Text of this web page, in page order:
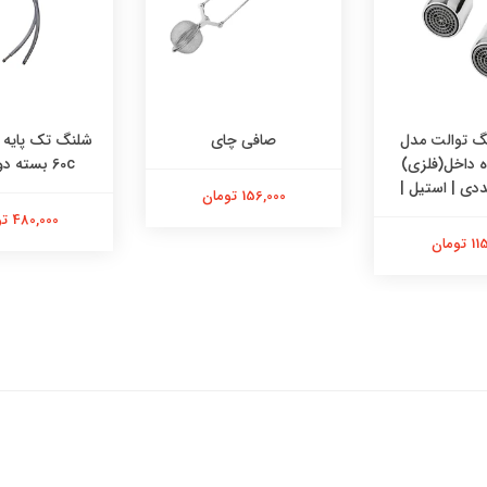
توالت مدل
داخل(فلزی)
صافی چای
156,000 تومان
60c بسته دو عددی
480,000 تومان